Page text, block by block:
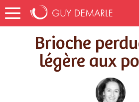
Accueil
Recettes
Brioche perdue toute légère aux pommes
Brioche
légère aux